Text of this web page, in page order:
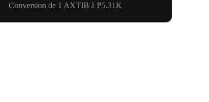
Conversion de 1 AXTIB à ₱5.31K